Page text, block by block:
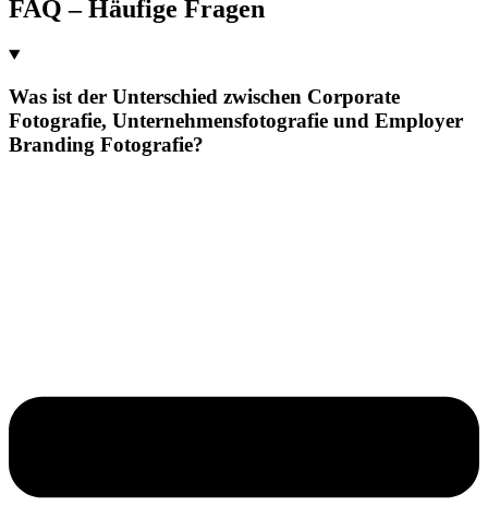
FAQ – Häufige Fragen
Was ist der Unterschied zwischen Corporate
Fotografie, Unternehmensfotografie und Employer
Branding Fotografie?